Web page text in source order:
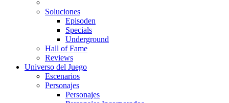
Soluciones
Episoden
Specials
Underground
Hall of Fame
Reviews
Universo del Juego
Escenarios
Personajes
Personajes